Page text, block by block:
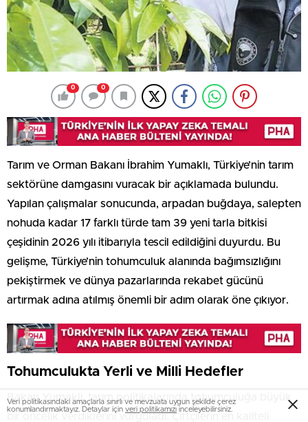
0 0
Tarım ve Orman Bakanı İbrahim Yumaklı, Türkiye’nin tarım
sektörüne damgasını vuracak bir açıklamada bulundu.
Yapılan çalışmalar sonucunda, arpadan buğdaya, salepten
nohuda kadar 17 farklı türde tam 39 yeni tarla bitkisi
çeşidinin 2026 yılı itibarıyla tescil edildiğini duyurdu. Bu
gelişme, Türkiye’nin tohumculuk alanında bağımsızlığını
pekiştirmek ve dünya pazarlarında rekabet gücünü
artırmak adına atılmış önemli bir adım olarak öne çıkıyor.
Tohumculukta Yerli ve Milli Hedefler
Bakan Yumaklı, tarım politikalarında tohumculuğa büyük
bir öncelik verdiklerini vurguladı. Çiftçilerin en kaliteli
Veri politikasındaki amaçlarla sınırlı ve mevzuata uygun şekilde çerez
konumlandırmaktayız. Detaylar için veri politikamızı inceleyebilirsiniz.